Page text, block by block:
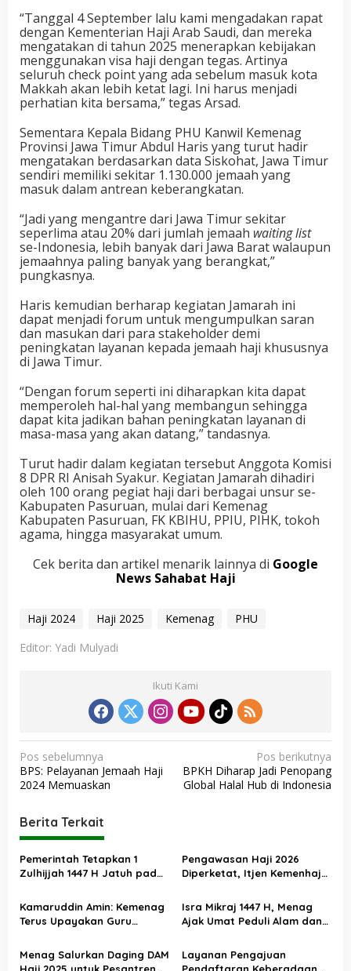
“Tanggal 4 September lalu kami mengadakan rapat
dengan Kementerian Haji Arab Saudi, dan mereka
mengatakan di tahun 2025 menerapkan kebijakan
menggunakan visa haji dengan tegas. Artinya
seluruh check point yang ada sebelum masuk kota
Makkah akan lebih ketat lagi. Ini harus menjadi
perhatian kita bersama,” tegas Arsad.
Sementara Kepala Bidang PHU Kanwil Kemenag
Provinsi Jawa Timur Abdul Haris yang turut hadir
mengatakan berdasarkan data Siskohat, Jawa Timur
sendiri memiliki sekitar 1.130.000 jemaah yang
masuk dalam antrean keberangkatan.
“Jadi yang mengantre dari Jawa Timur sekitar
seperlima atau 20% dari jumlah jemaah waiting list
se-Indonesia, lebih banyak dari Jawa Barat walaupun
jemaahnya paling banyak yang berangkat,”
pungkasnya.
Haris kemudian berharap kegiatan Jamarah ini
dapat menjadi forum untuk mengumpulkan saran
dan masukan dari para stakeholder demi
peningkatan layanan kepada jemaah haji khususnya
di Jawa Timur.
“Dengan forum seperti ini diharapkan kita dapat
memperoleh hal-hal yang membangun sehingga
dapat kita jadikan bahan peningkatan layanan di
masa-masa yang akan datang,” tandasnya.
Turut hadir dalam kegiatan tersebut Anggota Komisi
8 DPR RI Anisah Syakur. Kegiatan Jamarah dihadiri
oleh 100 orang pegiat haji dari berbagai unsur se-
Kabupaten Pasuruan, mulai dari Kemenag
Kabupaten Pasuruan, FK KBIHU, PPIU, PIHK, tokoh
agama, hingga masyarakat umum.
Cek berita dan artikel menarik lainnya di Google
News Sahabat Haji
Haji 2024 Haji 2025 Kemenag
PHU
Editor: Yadi Mulyadi
Ikuti Kami
N
a
i
g
a
i
p
o
Pos sebelumnya
BPS: Pelayanan Jemaah Haji
2024 Memuaskan
Pos berikutnya
BPKH Diharap Jadi Penopang
Global Halal Hub di Indonesia
Berita Terkait
Pemerintah Tetapkan 1
Zulhijjah 1447 H Jatuh pada
Pengawasan Haji 2026
Diperketat, Itjen Kemenhaj
Kemenag
Kamaruddin Amin: Kemenag
Terus Upayakan Guru
Diangkat PPPK
Isra Mikraj 1447 H, Menag
Ajak Umat Peduli Alam dan
Menag Salurkan Daging DAM
Layanan Pengajuan